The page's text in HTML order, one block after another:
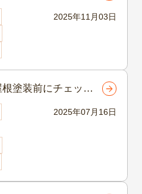
2025年11月03日
谷市にある有限会
2025年07月16日
塗装前にチェック
られる10の屋根劣